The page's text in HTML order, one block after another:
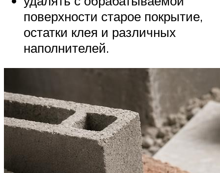
поверхности старое покрытие,
остатки клея и различных
наполнителей.